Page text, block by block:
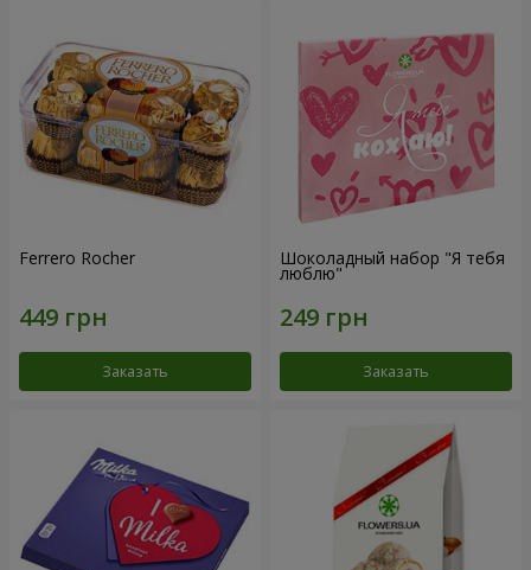
Ferrero Rocher
Заказать
Шоколадный набор "Я тебя
люблю"
Заказать